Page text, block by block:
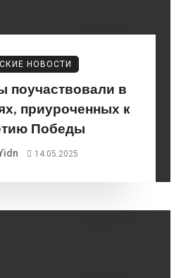
НОВОСТИ
поучаствовали в
приуроченных к
Победы
14.05.2025